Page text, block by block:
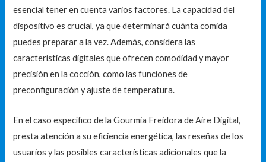
esencial tener en cuenta varios factores. La capacidad del
dispositivo es crucial, ya que determinará cuánta comida
puedes preparar a la vez. Además, considera las
características digitales que ofrecen comodidad y mayor
precisión en la cocción, como las funciones de
preconfiguración y ajuste de temperatura.
En el caso específico de la Gourmia Freidora de Aire Digital,
presta atención a su eficiencia energética, las reseñas de los
usuarios y las posibles características adicionales que la